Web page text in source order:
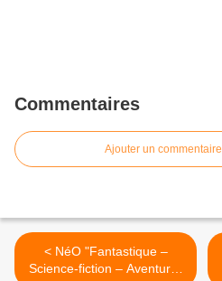
Commentaires
Ajouter un commentaire
< NéO "Fantastique –
Science-fiction – Aventure"